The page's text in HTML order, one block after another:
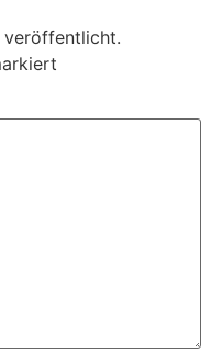
veröffentlicht.